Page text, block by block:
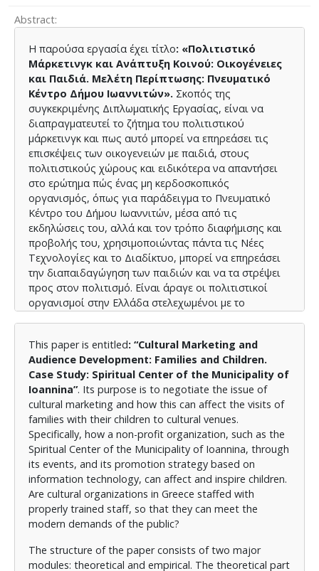
Abstract
Η παρούσα εργασία έχει τίτλο: «Πολιτιστικό
Μάρκετινγκ και Ανάπτυξη Κοινού: Οικογένειες
και Παιδιά. Μελέτη Περίπτωσης: Πνευματικό
Κέντρο Δήμου Ιωαννιτών». Σκοπός της
συγκεκριμένης Διπλωματικής Εργασίας, είναι να
διαπραγματευτεί το ζήτημα του πολιτιστικού
μάρκετινγκ και πως αυτό μπορεί να επηρεάσει τις
επισκέψεις των οικογενειών με παιδιά, στους
πολιτιστικούς χώρους και ειδικότερα να απαντήσει
στο ερώτημα πώς ένας μη κερδοσκοπικός
οργανισμός, όπως για παράδειγμα το Πνευματικό
Κέντρο του Δήμου Ιωαννιτών, μέσα από τις
εκδηλώσεις του, αλλά και τον τρόπο διαφήμισης και
προβολής του, χρησιμοποιώντας πάντα τις Νέες
Τεχνολογίες και το Διαδίκτυο, μπορεί να επηρεάσει
την διαπαιδαγώγηση των παιδιών και να τα στρέψει
προς στον πολιτισμό. Είναι άραγε οι πολιτιστικοί
οργανισμοί στην Ελλάδα στελεχωμένοι με το
κοινού;
Η δομή της εργασίας αποτελείται από δύο μεγάλες
ενότητες: την θεωρητική και την εμπειρική. Το
θεωρητικό κομμάτι της εργασίας αποτελείται από
τρία κεφάλαια, όπου μετά από βιβλιογραφική μελέτη,
γίνεται θεωρητική ανάλυση και διασαφήνιση των
όρων, που θα χρησιμοποιηθούν στην συνέχεια στην
έρευνά μας, ενώ το εμπειρικό κομμάτι αποτελείται
από δύο κεφάλαια, σύμφωνα με τα οποία, στο ένα
δίνουμε πληροφορίες και εστιάζουμε στον φορέα –
μελέτη περίπτωσης που θα ερευνήσουμε και στο άλλο
περιγράφουμε την εμπειρική μας έρευνα, το
συμπληρώθηκε και οι απαντήσεις που δόθηκαν. Στο
τέλος της εργασίας, γίνεται μια εποικοδομητική
This paper is entitled: “Cultural Marketing and
Audience Development: Families and Children.
Case Study: Spiritual Center of the Municipality of
Ioannina”. Its purpose is to negotiate the issue of
cultural marketing and how this can affect the visits of
families with their children to cultural venues.
Specifically, how a non-profit organization, such as the
Spiritual Center of the Municipality of Ioannina, through
its events, and its promotion strategy based on
information technology, can affect and inspire children.
Are cultural organizations in Greece staffed with
properly trained staff, so that they can meet the
modern demands of the public?
The structure of the paper consists of two major
modules: theoretical and empirical. The theoretical part